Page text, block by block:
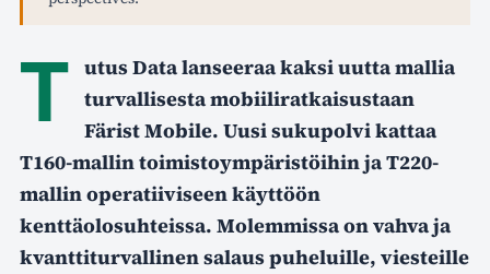
T utus Data lanseeraa kaksi uutta mallia
turvallisesta mobiiliratkaisustaan
Färist Mobile. Uusi sukupolvi kattaa
T160-mallin toimistoympäristöihin ja T220-
mallin operatiiviseen käyttöön
kenttäolosuhteissa. Molemmissa on vahva ja
kvanttiturvallinen salaus puheluille, viesteille